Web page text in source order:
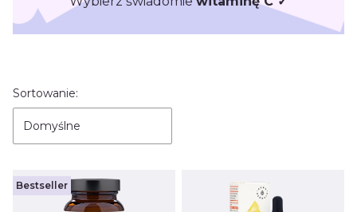
Lista produktów
Sortowanie:
Domyślne
Bestseller